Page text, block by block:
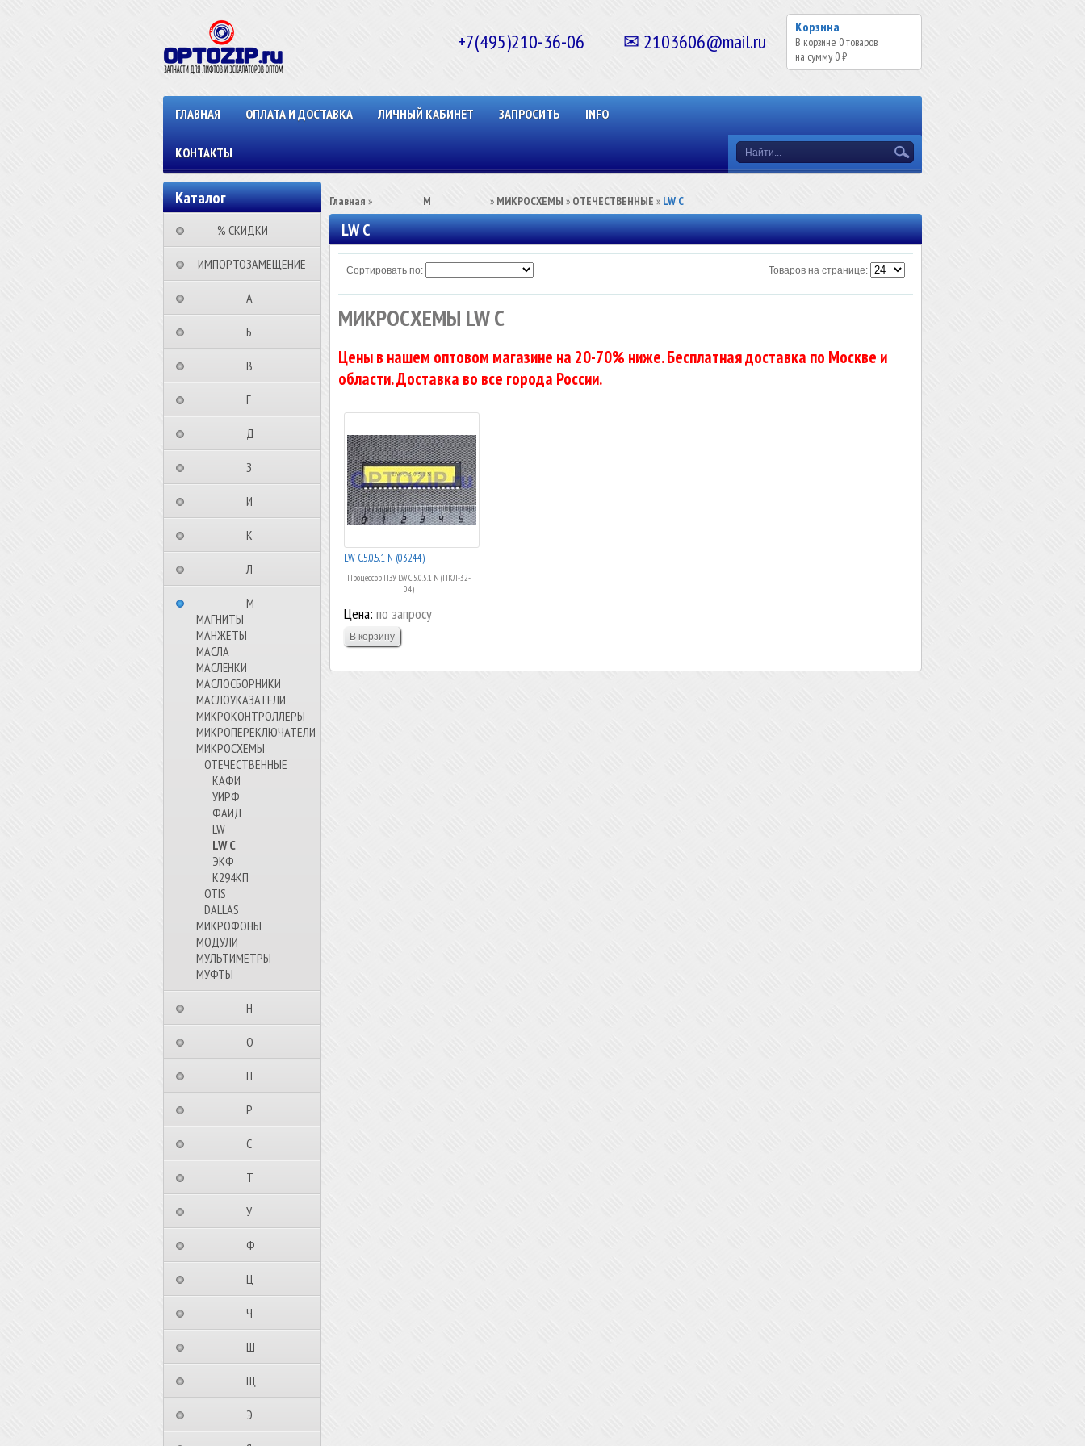
Корзина
В корзине 0товаров
на сумму 0 ₽
+7(495)210-36-06 ✉ 2103606@mail.ru
ГЛАВНАЯ ОПЛАТА И ДОСТАВКА ЛИЧНЫЙ КАБИНЕТ ЗАПРОСИТЬ INFO
КОНТАКТЫ
Каталог
⠀⠀⠀% СКИДКИ⠀⠀⠀⠀
⠀ИМПОРТОЗАМЕЩЕНИЕ
⠀⠀⠀⠀⠀⠀А⠀⠀⠀⠀⠀⠀⠀
⠀⠀⠀⠀⠀⠀Б⠀⠀⠀⠀⠀⠀⠀
⠀⠀⠀⠀⠀⠀В⠀⠀⠀⠀⠀⠀⠀
⠀⠀⠀⠀⠀⠀Г⠀⠀⠀⠀⠀⠀⠀
⠀⠀⠀⠀⠀⠀Д⠀⠀⠀⠀⠀⠀⠀
⠀⠀⠀⠀⠀⠀З⠀⠀⠀⠀⠀⠀⠀
⠀⠀⠀⠀⠀⠀И⠀⠀⠀⠀⠀⠀⠀
⠀⠀⠀⠀⠀⠀К⠀⠀⠀⠀⠀⠀⠀
⠀⠀⠀⠀⠀⠀Л⠀⠀⠀⠀⠀⠀⠀
⠀⠀⠀⠀⠀⠀М⠀⠀⠀⠀⠀⠀⠀
МАГНИТЫ
МАНЖЕТЫ
МАСЛА
МАСЛЁНКИ
МАСЛОСБОРНИКИ
МАСЛОУКАЗАТЕЛИ
МИКРОКОНТРОЛЛЕРЫ
МИКРОПЕРЕКЛЮЧАТЕЛИ
МИКРОСХЕМЫ
ОТЕЧЕСТВЕННЫЕ
КАФИ
УИРФ
ФАИД
LW
LW C
ЭКФ
К294КП
OTIS
DALLAS
МИКРОФОНЫ
МОДУЛИ
МУЛЬТИМЕТРЫ
МУФТЫ
⠀⠀⠀⠀⠀⠀Н⠀⠀⠀⠀⠀⠀⠀
⠀⠀⠀⠀⠀⠀О⠀⠀⠀⠀⠀⠀⠀
⠀⠀⠀⠀⠀⠀П⠀⠀⠀⠀⠀⠀⠀
⠀⠀⠀⠀⠀⠀Р⠀⠀⠀⠀⠀⠀⠀
⠀⠀⠀⠀⠀⠀С⠀⠀⠀⠀⠀⠀⠀
⠀⠀⠀⠀⠀⠀Т⠀⠀⠀⠀⠀⠀⠀
⠀⠀⠀⠀⠀⠀У⠀⠀⠀⠀⠀⠀⠀
⠀⠀⠀⠀⠀⠀Ф⠀⠀⠀⠀⠀⠀⠀
⠀⠀⠀⠀⠀⠀Ц⠀⠀⠀⠀⠀⠀⠀
⠀⠀⠀⠀⠀⠀Ч⠀⠀⠀⠀⠀⠀⠀
⠀⠀⠀⠀⠀⠀Ш⠀⠀⠀⠀⠀⠀⠀
⠀⠀⠀⠀⠀⠀Щ⠀⠀⠀⠀⠀⠀⠀
⠀⠀⠀⠀⠀⠀Э⠀⠀⠀⠀⠀⠀⠀
Главная » ⠀⠀⠀⠀⠀⠀М⠀⠀⠀⠀⠀⠀⠀ » МИКРОСХЕМЫ » ОТЕЧЕСТВЕННЫЕ » LW C
LW C
Сортировать по: Товаров на странице:
МИКРОСХЕМЫ LW C
Цены в нашем оптовом магазине на 20-70% ниже. Бесплатная доставка по Москве и
области. Доставка во все города России.
LW C.5.0.5.1 N (03244)
Процессор ПЗУ LW C.5.0.5.1 N (ПКЛ-32-
04)
Цена: по запросу